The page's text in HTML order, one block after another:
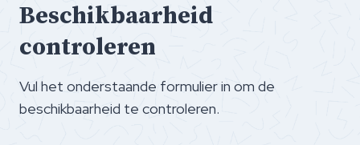
Beschikbaarheid
controleren
Vul het onderstaande formulier in om de
beschikbaarheid te controleren.